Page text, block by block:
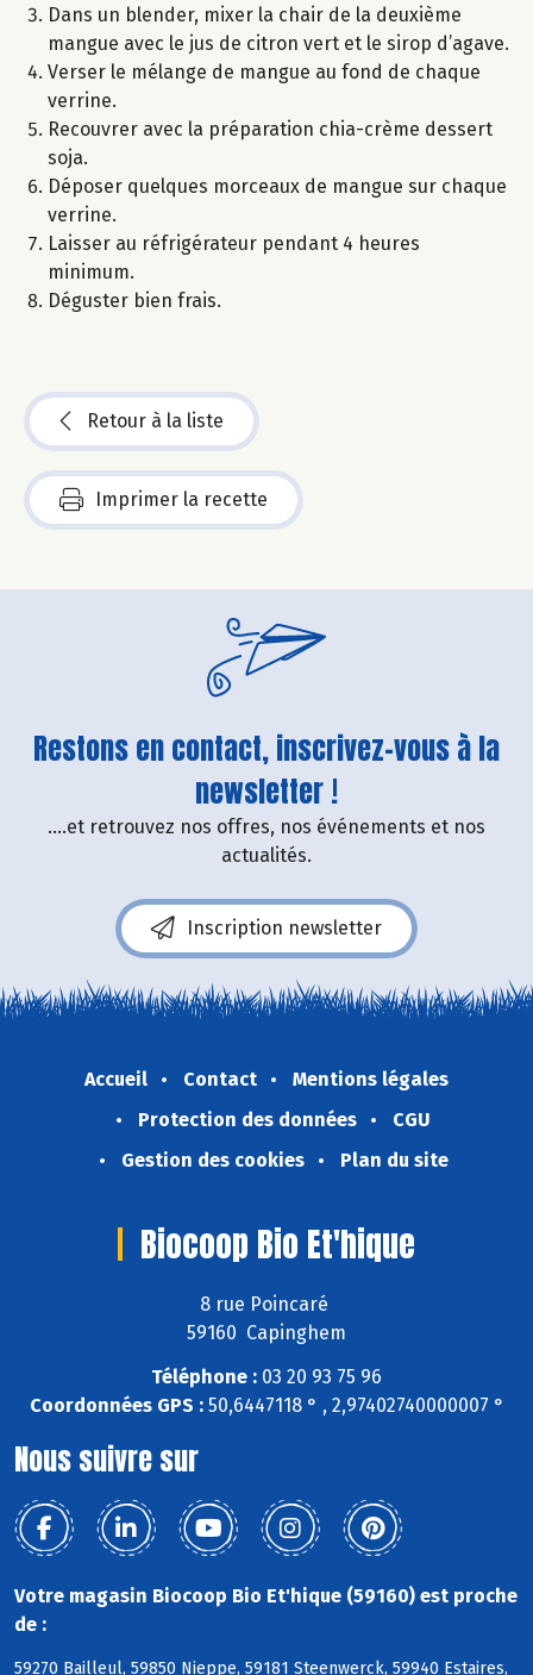
Dans un blender, mixer la chair de la deuxième
mangue avec le jus de citron vert et le sirop d’agave.
Verser le mélange de mangue au fond de chaque
verrine.
Recouvrer avec la préparation chia-crème dessert
soja.
Déposer quelques morceaux de mangue sur chaque
verrine.
Laisser au réfrigérateur pendant 4 heures
minimum.
Déguster bien frais.
Retour à la liste
Imprimer la recette
Restons en contact, inscrivez-vous à la
newsletter !
....et retrouvez nos offres, nos événements et nos
actualités.
Inscription newsletter
Accueil Contact
Mentions légales
Protection des données
CGU
Gestion des cookies
Plan du site
Biocoop Bio Et'hique
8 rue Poincaré
59160 Capinghem
Téléphone : 03 20 93 75 96
Coordonnées GPS :50,6447118 ° , 2,97402740000007 °
Nous suivre sur
Votre magasin Biocoop Bio Et'hique (59160) est proche
de :
59270 Bailleul, 59850 Nieppe, 59181 Steenwerck, 59940 Estaires,